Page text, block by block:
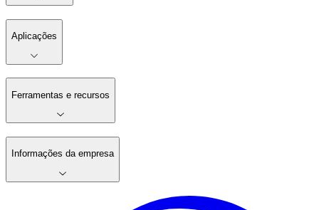
Aplicações
Ferramentas e recursos
Informações da empresa